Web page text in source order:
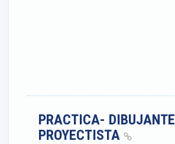
PRACTICA- DIBUJANTE
PROYECTISTA